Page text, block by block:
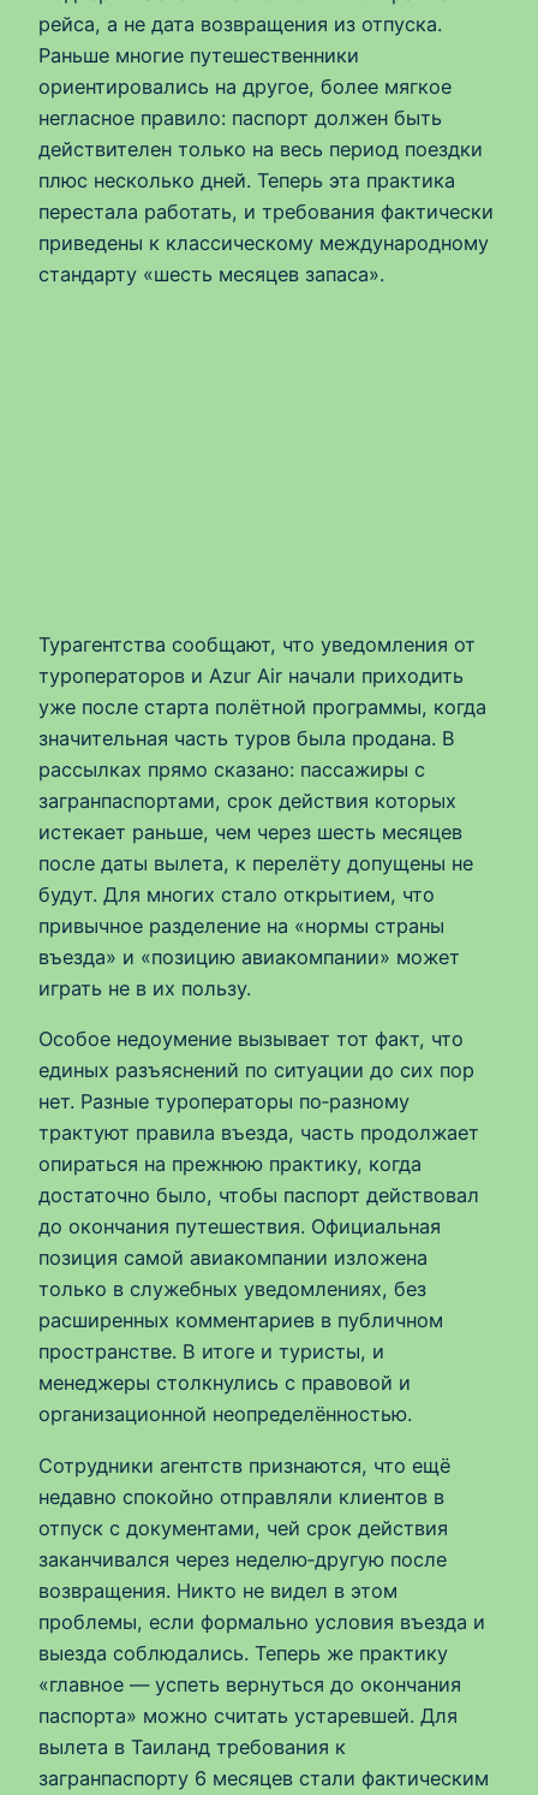
рейса, а не дата возвращения из отпуска.
Раньше многие путешественники
ориентировались на другое, более мягкое
негласное правило: паспорт должен быть
действителен только на весь период поездки
плюс несколько дней. Теперь эта практика
перестала работать, и требования фактически
приведены к классическому международному
стандарту «шесть месяцев запаса».
Турагентства сообщают, что уведомления от
туроператоров и Azur Air начали приходить
уже после старта полётной программы, когда
значительная часть туров была продана. В
рассылках прямо сказано: пассажиры с
загранпаспортами, срок действия которых
истекает раньше, чем через шесть месяцев
после даты вылета, к перелёту допущены не
будут. Для многих стало открытием, что
привычное разделение на «нормы страны
въезда» и «позицию авиакомпании» может
играть не в их пользу.
Особое недоумение вызывает тот факт, что
единых разъяснений по ситуации до сих пор
нет. Разные туроператоры по‑разному
трактуют правила въезда, часть продолжает
опираться на прежнюю практику, когда
достаточно было, чтобы паспорт действовал
до окончания путешествия. Официальная
позиция самой авиакомпании изложена
только в служебных уведомлениях, без
расширенных комментариев в публичном
пространстве. В итоге и туристы, и
менеджеры столкнулись с правовой и
организационной неопределённостью.
Сотрудники агентств признаются, что ещё
недавно спокойно отправляли клиентов в
отпуск с документами, чей срок действия
заканчивался через неделю‑другую после
возвращения. Никто не видел в этом
проблемы, если формально условия въезда и
выезда соблюдались. Теперь же практику
«главное — успеть вернуться до окончания
паспорта» можно считать устаревшей. Для
вылета в Таиланд требования к
загранпаспорту 6 месяцев стали фактическим